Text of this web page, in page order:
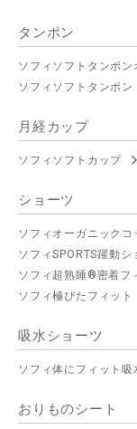
タンポン
ソフィソフトタンポ
ソフィソフトタンポン
月経カップ
ソフィソフトカップ
ショーツ
ソフィオーガニックコ
ソフィSPORTS躍動シ
ソフィ超熟睡®密着フ
ソフィ極ぴたフィット
吸水ショーツ
ソフィ体にフィット吸
おりものシート